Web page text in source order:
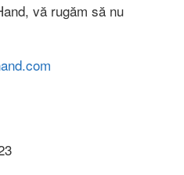
vă rugăm să nu